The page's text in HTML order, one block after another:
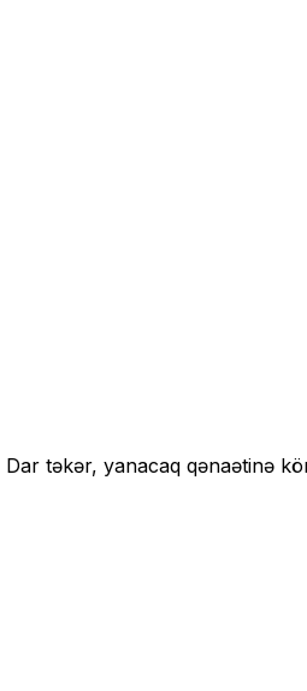
Dar təkər, yanacaq qənaətinə